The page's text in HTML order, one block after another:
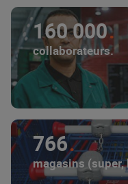
160 000
collaborateurs.
766
magasins (super,